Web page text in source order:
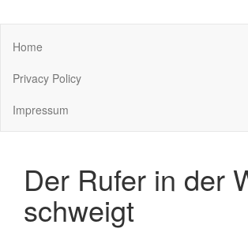
Home
Privacy Policy
Impressum
Der Rufer in der
schweigt